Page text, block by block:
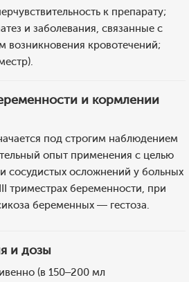
к препарату;
и заболевания, связанные с
кровотечений;
и кормлении
под строгим наблюдением
опыт применения с целью
сосудистых осложнений у больных
триместрах беременности, при
беременных — гестоза.
и дозы
(в 150–200 мл